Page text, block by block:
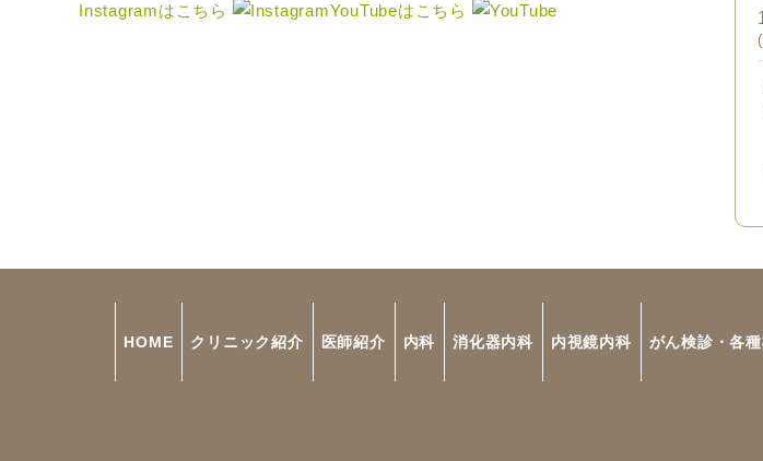
Instagramはこちら YouTubeはこちら
HOME クリニック紹介 医師紹介 内科 消化器内科 内視鏡内科 がん検診・各